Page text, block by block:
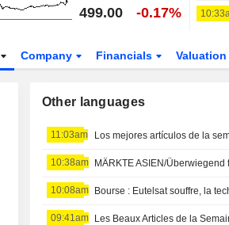
499.00 -0.17%
Company Financials Valuation
Other languages
11:03am
10:38am MÄRKTE ASIEN/
10:08am
09:41am